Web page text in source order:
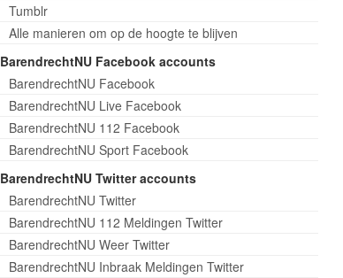
Tumblr
Alle manieren om op de hoogte te blijven
BarendrechtNU Facebook accounts
BarendrechtNU Facebook
BarendrechtNU Live Facebook
BarendrechtNU 112 Facebook
BarendrechtNU Sport Facebook
BarendrechtNU Twitter accounts
BarendrechtNU Twitter
BarendrechtNU 112 Meldingen Twitter
BarendrechtNU Weer Twitter
BarendrechtNU Inbraak Meldingen Twitter